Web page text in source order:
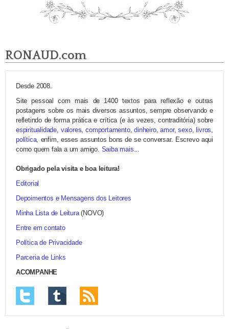
RONAUD.com
Desde 2008.
Site pessoal com mais de 1400 textos para reflexão e outras
postagens sobre os mais diversos assuntos, sempre observando e
refletindo de forma prática e crítica (e às vezes, contraditória) sobre
espiritualidade, valores,comportamento,dinheiro,amor,sexo, livros,
política, enfim, esses assuntos bons de se conversar. Escrevo aqui
como quem fala a um amigo. Saiba mais...
Obrigado pela visita e boa leitura!
Editorial
Depoimentos e Mensagens dos Leitores
Minha Lista de Leitura(NOVO)
Entre em contato
Política de Privacidade
Parceria de Links
ACOMPANHE